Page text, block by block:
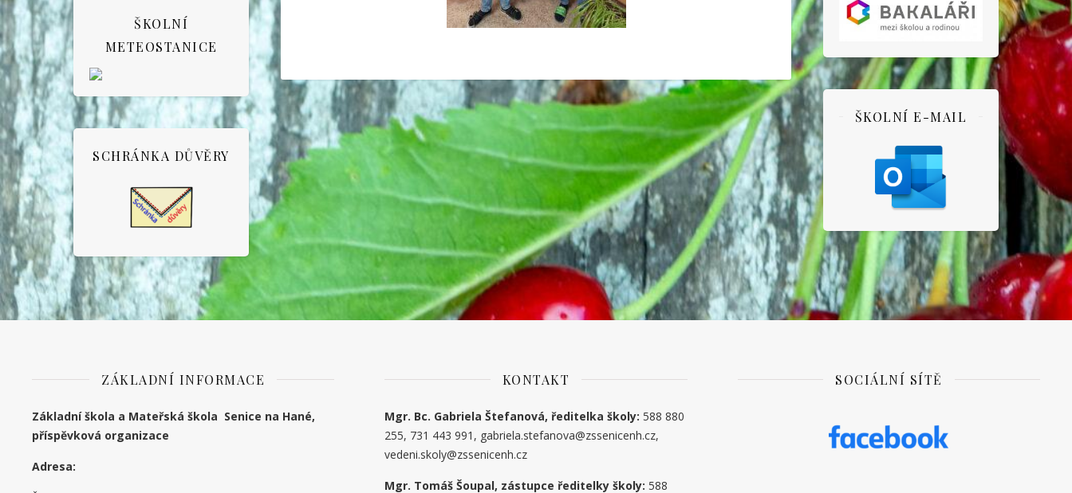
ŠKOLNÍ
METEOSTANICE
SCHRÁNKA DŮVĚRY
ŠKOLNÍ E-MAIL
ZÁKLADNÍ INFORMACE
Základní škola a Mateřská škola Senice na Hané,
příspěvková organizace
Adresa:
KONTAKT
Mgr. Bc. Gabriela Štefanová, ředitelka školy: 588 880
255, 731 443 991, gabriela.stefanova@zssenicenh.cz,
vedeni.skoly@zssenicenh.cz
Mgr. Tomáš Šoupal, zástupce ředitelky školy: 588
SOCIÁLNÍ SÍTĚ